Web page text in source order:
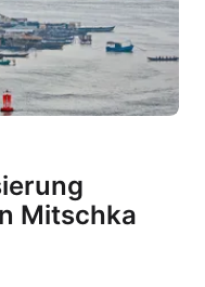
Mitschka